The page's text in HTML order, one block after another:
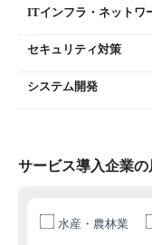
ITインフラ・ネットワ
セキュリティ対策
システム開発
サービス導入企業
水産・農林業